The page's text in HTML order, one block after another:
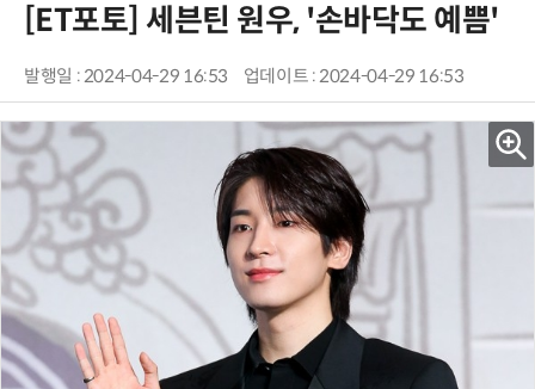
[ET포토] 세븐틴 원우, '손바닥도 예쁨'
발행일 : 2024-04-29 16:53 업데이트 : 2024-04-29 16:53